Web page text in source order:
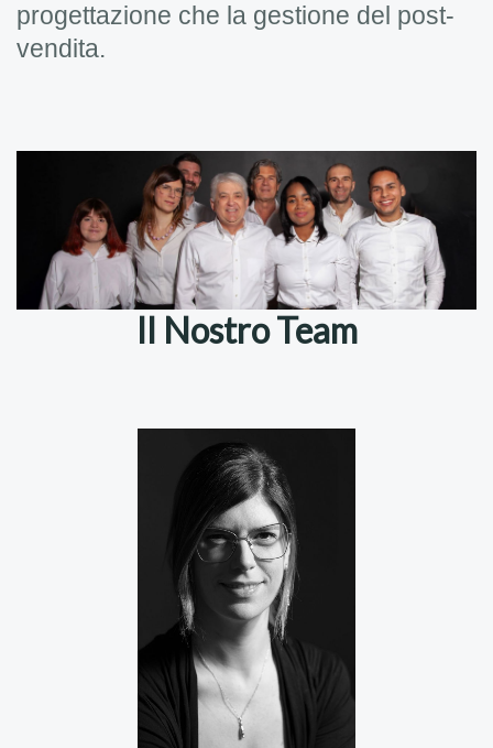
progettazione che la gestione del post-
vendita.
Il Nostro Team
CRISTINA BARZAN